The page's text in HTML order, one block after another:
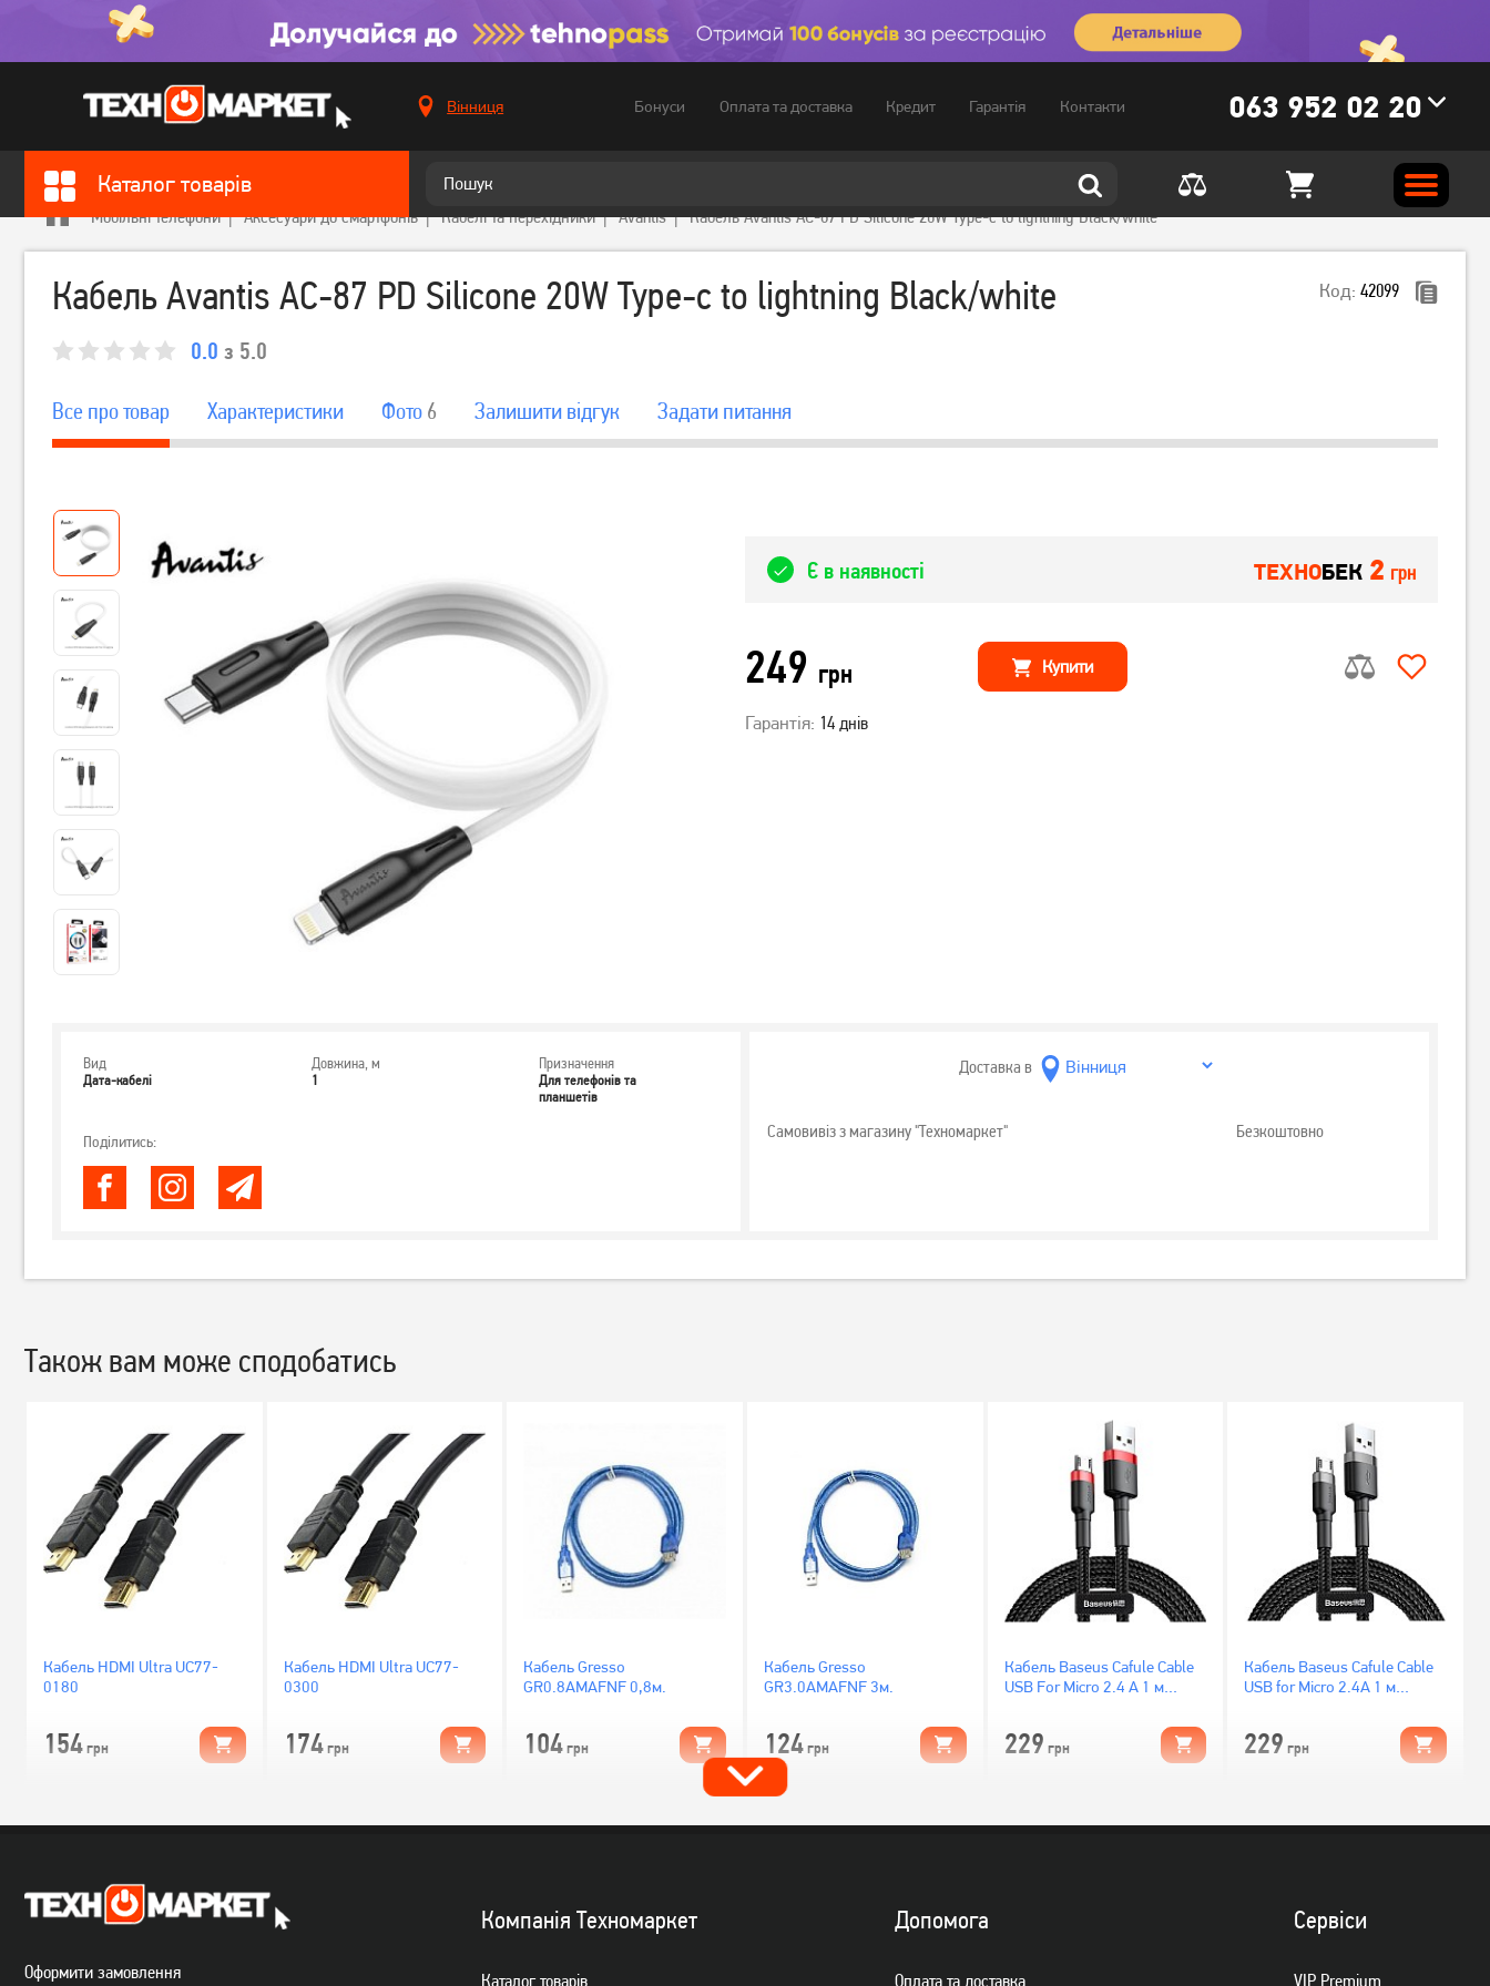
Вінниця Бонуси Оплата та доставка Кредит Гарантія Контакти 063 952 02 20
Каталог товарів
Мобільні телефони Аксесуари до смартфонів Кабелі та перехідники Avantis Кабель Avantis AC-87 PD Silicone 20W Type-c to lightning Black/white
Кабель Avantis AC-87 PD Silicone 20W Type-c to lightning Black/white Код: 42099
0.0 з 5.0
Все про товар Характеристики Фото 6 Залишити вiдгук Задати питання
Є в наявності ТЕХНОБЕК 2 грн
249 грн Купити
Гарантія: 14 днів
Вид
Дата-кабелі
Довжина, м
1
Призначення
Для телефонів та
планшетів
Поділитись:
Доставка в
Самовивіз з магазину "Техномаркет" Безкоштовно
Також вам може сподобатись
Кабель HDMI Ultra UC77-
0180
154грн
Кабель HDMI Ultra UC77-
0300
174грн
Кабель Gresso
GR0.8AMAFNF 0,8м.
104грн
Кабель Gresso
GR3.0AMAFNF 3м.
124грн
Кабель Baseus Cafule Cable
USB For Micro 2.4 A 1 м
229 грн
Кабель Baseus Cafule Cable
USB for Micro 2.4A 1 м
229 грн
Оформити замовлення
Компанiя Техномаркет
Каталог товарiв
Допомога
Оплата та доставка
Сервiси
VIP Premium